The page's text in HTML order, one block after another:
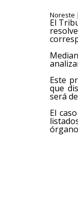
Noreste
El
​Este
que
será
​El